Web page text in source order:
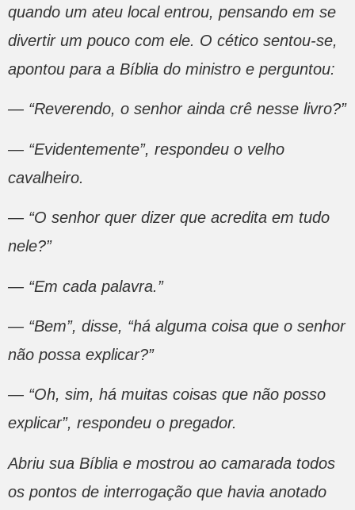
quando um ateu local entrou, pensando em se
divertir um pouco com ele. O cético sentou-se,
apontou para a Bíblia do ministro e perguntou:
— “Reverendo, o senhor ainda crê nesse livro?”
— “Evidentemente”, respondeu o velho
cavalheiro.
— “O senhor quer dizer que acredita em tudo
nele?”
— “Em cada palavra.”
— “Bem”, disse, “há alguma coisa que o senhor
não possa explicar?”
— “Oh, sim, há muitas coisas que não posso
explicar”, respondeu o pregador.
Abriu sua Bíblia e mostrou ao camarada todos
os pontos de interrogação que havia anotado